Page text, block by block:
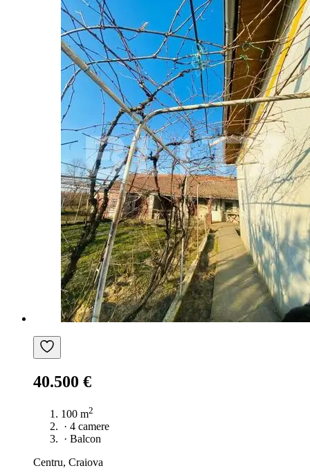
40.500 €
100 m2
· 4 camere
· Balcon
Centru, Craiova